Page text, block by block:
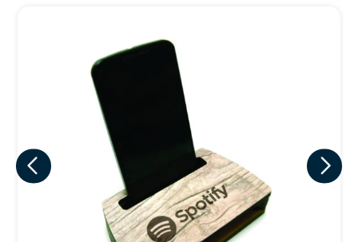
Eu concordo em receber comunicações.
A nossa empresa está comprometida a proteger e respeitar
sua privacidade, utilizaremos seus dados apenas para fins
de marketing. Você pode alterar suas preferências a
qualquer momento.
Iniciar conversa